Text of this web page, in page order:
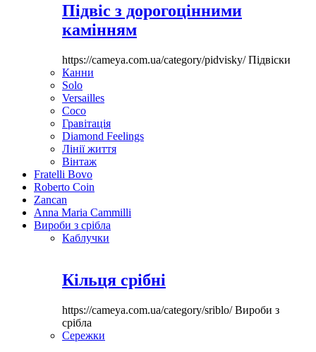
Підвіс з дорогоцінними
камінням
https://cameya.com.ua/category/pidvisky/Підвіски
Канни
Solo
Versailles
Coco
Гравітація
Diamond Feelings
Лінії життя
Вінтаж
Fratelli Bovo
Roberto Coin
Zancan
Anna Maria Cammilli
Вироби з срібла
Каблучки
Кільця срібні
https://cameya.com.ua/category/sriblo/Вироби з
срібла
Сережки